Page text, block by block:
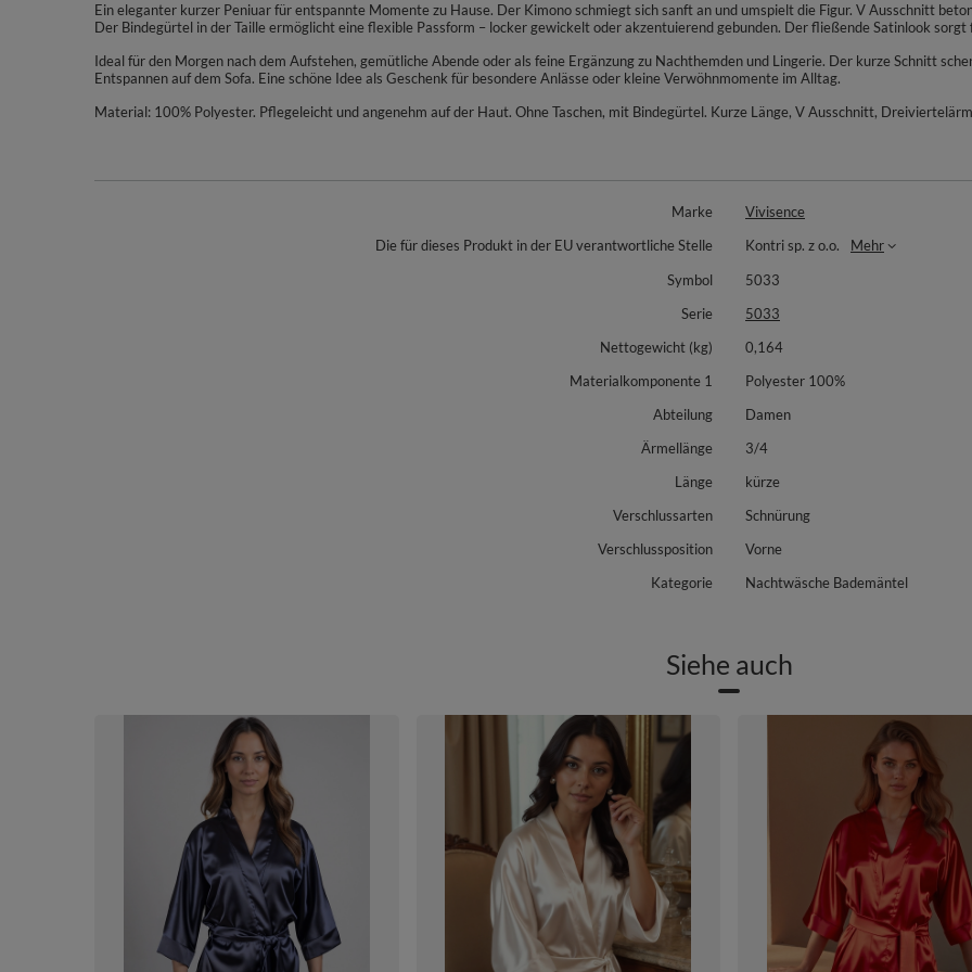
Ein eleganter kurzer Peniuar für entspannte Momente zu Hause. Der Kimono schmiegt sich sanft an und umspielt die Figur. V Ausschnitt
Der Bindegürtel in der Taille ermöglicht eine flexible Passform – locker gewickelt oder akzentuierend gebunden. Der fließende Satinlook
Ideal für den Morgen nach dem Aufstehen, gemütliche Abende oder als feine Ergänzung zu Nachthemden und Lingerie. Der kurze Schnitt
Entspannen auf dem Sofa. Eine schöne Idee als Geschenk für besondere Anlässe oder kleine Verwöhnmomente im Alltag.
Material: 100% Polyester. Pflegeleicht und angenehm auf der Haut. Ohne Taschen, mit Bindegürtel. Kurze Länge, V Ausschnitt,
Marke
Vivisence
Die für dieses Produkt in der EU verantwortliche Stelle
Kontri sp. z o.o.
Mehr
Symbol
5033
Serie
5033
Nettogewicht (kg)
0,164
Materialkomponente 1
Polyester 100%
Abteilung
Damen
Ärmellänge
3/4
Länge
kürze
Verschlussarten
Schnürung
Verschlussposition
Vorne
Kategorie
Nachtwäsche Bademäntel
Siehe auch